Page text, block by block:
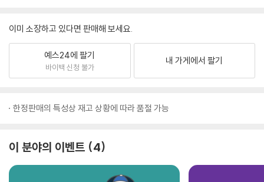
이미 소장하고 있다면 판매해 보세요.
예스24에 팔기
바이백 신청 불가
내 가게에서 팔기
한정판매의 특성상 재고 상황에 따라 품절 가능
이 분야의 이벤트 4